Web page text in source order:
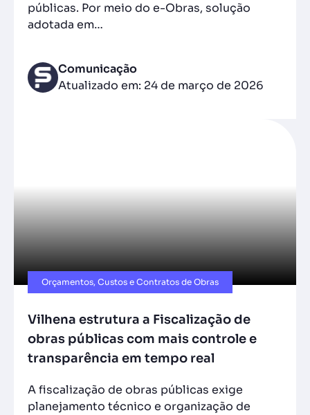
públicas. Por meio do e-Obras, solução
adotada em…
Comunicação
Atualizado em: 24 de março de 2026
Orçamentos, Custos e Contratos de Obras
Vilhena estrutura a Fiscalização de
obras públicas com mais controle e
transparência em tempo real
A fiscalização de obras públicas exige
planejamento técnico e organização de